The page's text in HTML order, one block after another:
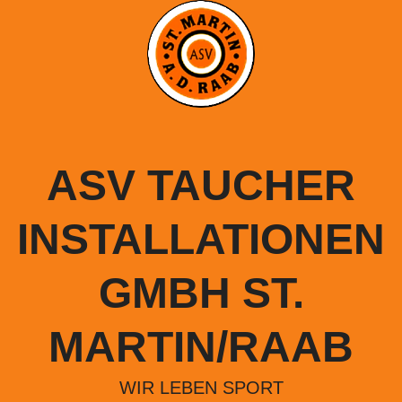
ASV TAUCHER
INSTALLATIONEN
GMBH ST.
MARTIN/RAAB
WIR LEBEN SPORT